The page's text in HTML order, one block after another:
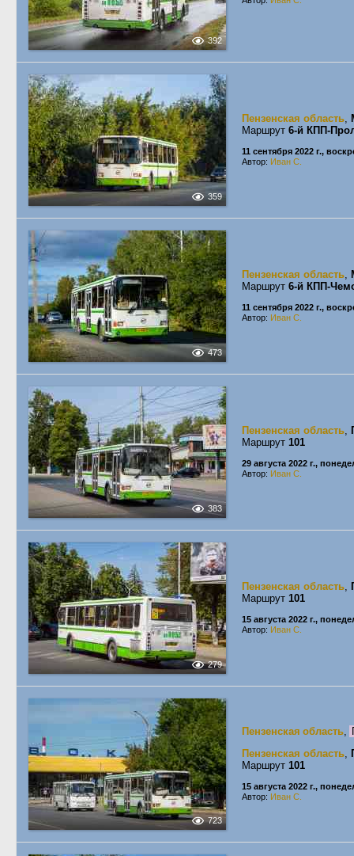
392
359
Пензенская область,
Маршрут 6-й КПП-
11 сентября 2022 г.,
Автор: Иван С.
473
Пензенская область,
Маршрут 6-й КПП-
11 сентября 2022 г.,
Автор: Иван С.
383
Пензенская область,
Маршрут 101
29 августа 2022 г.,
Автор: Иван С.
279
Пензенская область,
Маршрут 101
15 августа 2022 г.,
Автор: Иван С.
723
Пензенская область,
Пензенская область,
Маршрут 101
15 августа 2022 г.,
Автор: Иван С.